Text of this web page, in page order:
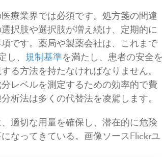
療業界では必須です。処方箋の間違
択肢や選択肢が増え続け、定期的に
です。薬局や製薬会社は、これまで
、 規制基準を満たし、患者の安全を
る方法を持たなければなりません。
レベルを測定するための効率的で費
析法は多くの代替法を凌駕します。
適切な用量を確保し、潜在的に危険
なってきている。画像ソースFlickrユ